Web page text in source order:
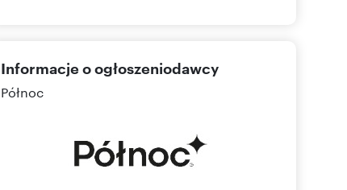
Informacje o ogłoszeniodawcy
Północ